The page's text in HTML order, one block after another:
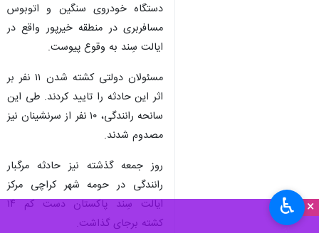
×
دستگاه خودروی سنگین و اتوبوس
مسافربری در منطقه خیرپور واقع در
ایالت سِند به وقوع پیوست.
مسئولان دولتی کشته شدن ۱۱ نفر بر
اثر این حادثه را تایید کردند. طی این
سانحه رانندگی، ۱۰ نفر از سرنشینان نیز
مصدوم شدند.
روز جمعه گذشته نیز حادثه مرگبار
رانندگی در حومه شهر کراچی مرکز
ایالت سِند پاکستان دست کم ۱۴
کشته برجای گذاشت.
♿︎